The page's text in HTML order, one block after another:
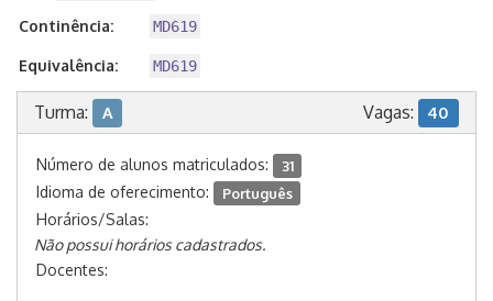
Continência: MD619
Equivalência: MD619
Turma: A Vagas: 40
Número de alunos matriculados: 31
Idioma de oferecimento: Português
Horários/Salas:
Não possui horários cadastrados.
Docentes: